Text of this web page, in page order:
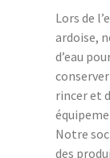
Lors de
ardoise,
d’eau
rincer et
Notre
des